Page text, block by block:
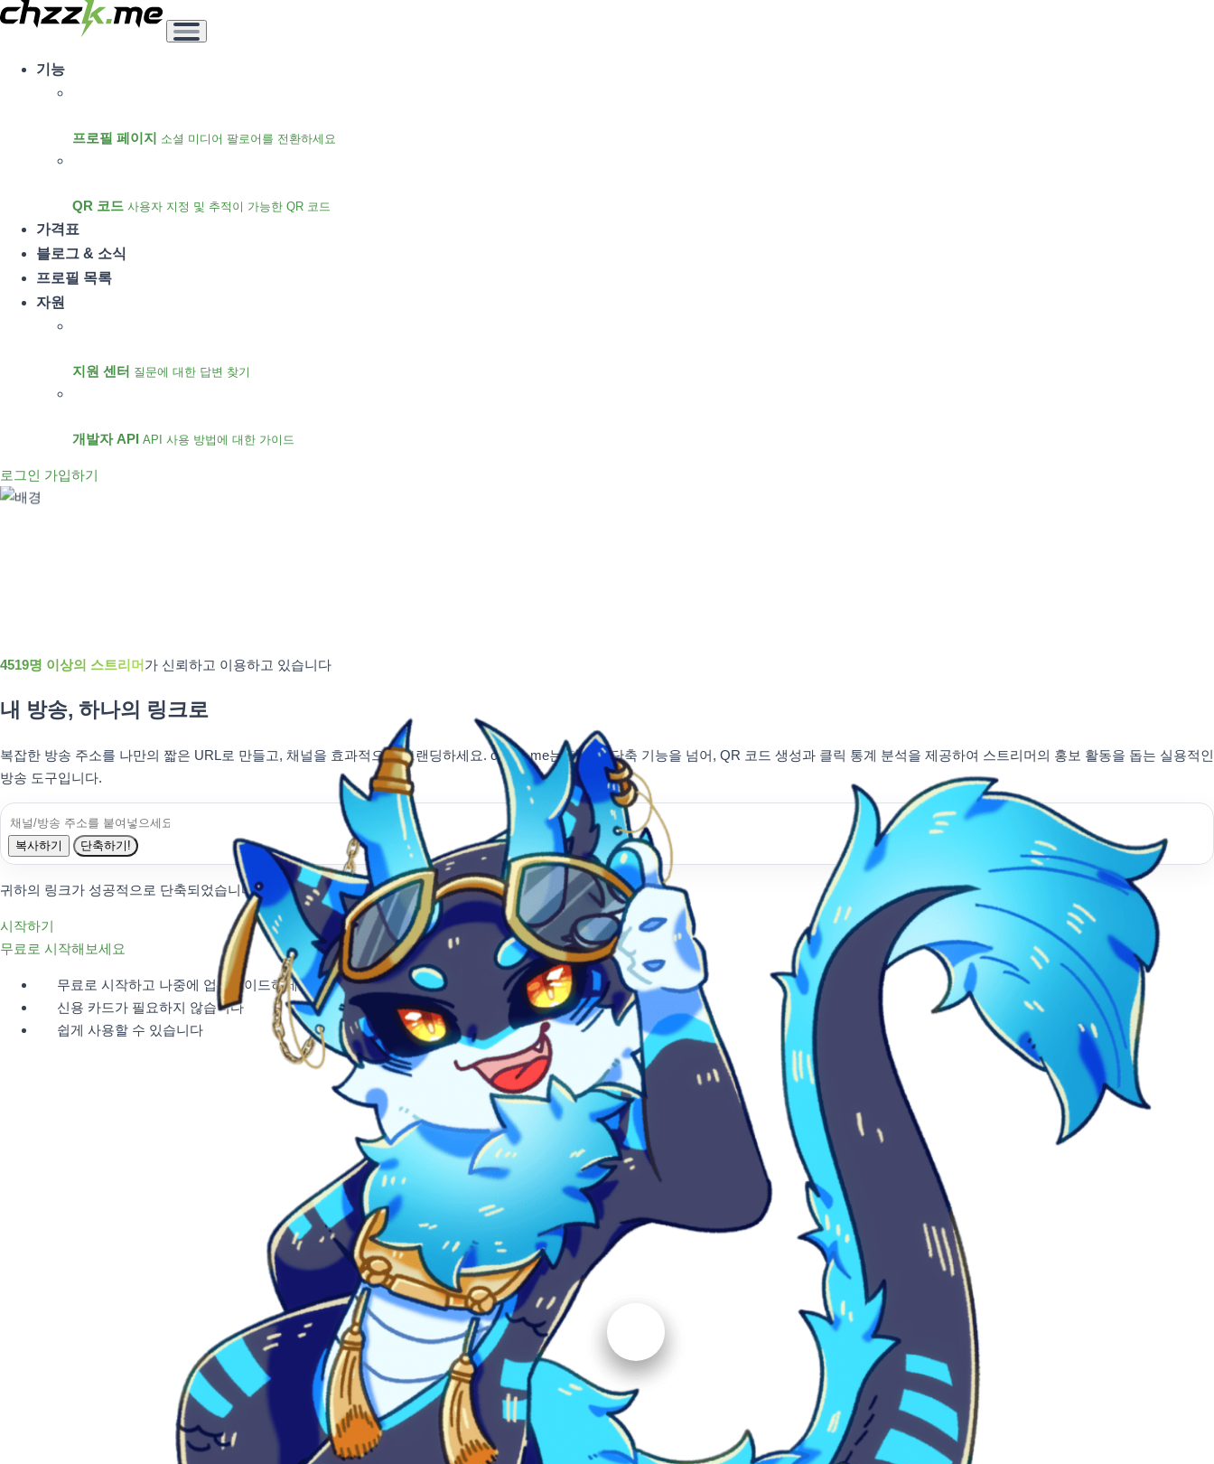
기능
프로필 페이지 소셜 미디어 팔로어를 전환하세요
QR 코드 사용자 지정 및 추적이 가능한 QR 코드
가격표
블로그 & 소식
프로필 목록
자원
지원 센터 질문에 대한 답변 찾기
개발자 API API 사용 방법에 대한 가이드
로그인 가입하기
4519명 이상의 스트리머 가 신뢰하고 이용하고 있습니다
내 방송, 하나의 링크로
복잡한 방송 주소를 나만의 짧은 URL로 만들고, 채널을 효과적으로 브랜딩하세요. chzzk.me는 단순한 단축 기능을 넘어, QR 코드 생성과 클릭 통계 분석을 제공하여 스트리머의 홍보 활동을 돕는 실용적인
방송 도구입니다.
복사하기 단축하기!
귀하의 링크가 성공적으로 단축되었습니다. 더 많은 사용자 정의 옵션을 원하시나요?
시작하기
무료로 시작해보세요
무료로 시작하고 나중에 업그레이드하세요
신용 카드가 필요하지 않습니다
쉽게 사용할 수 있습니다